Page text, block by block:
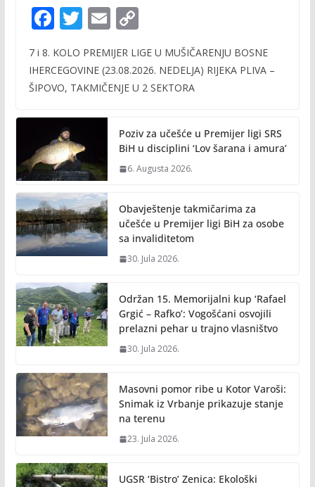
F
e
b
o
k
T
itt
er
E
ai
l
C
p
y
n
k
7 i 8. KOLO PREMIJER LIGE U MUŠIČARENJU BOSNE
IHERCEGOVINE (23.08.2026. NEDELJA) RIJEKA PLIVA –
ŠIPOVO, TAKMIČENJE U 2 SEKTORA
Poziv za učešće u Premijer ligi SRS
BiH u disciplini ‘Lov šarana i amura’
6. Augusta 2026.
Obavještenje takmičarima za
učešće u Premijer ligi BiH za osobe
sa invaliditetom
30. Jula 2026.
Održan 15. Memorijalni kup ‘Rafael
Grgić – Rafko’: Vogošćani osvojili
prelazni pehar u trajno vlasništvo
30. Jula 2026.
Masovni pomor ribe u Kotor Varoši:
Snimak iz Vrbanje prikazuje stanje
na terenu
23. Jula 2026.
UGSR ‘Bistro’ Zenica: Ekološki